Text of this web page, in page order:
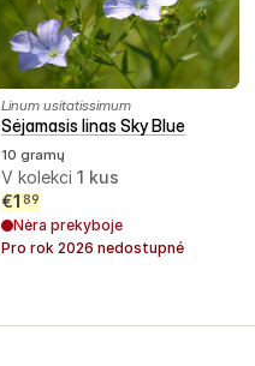
Linum usitatissimum
Sėjamasis linas Sky Blue
10 gramų
V kolekci 1 kus
€1 89
Nėra prekyboje
Pro rok 2026 nedostupné